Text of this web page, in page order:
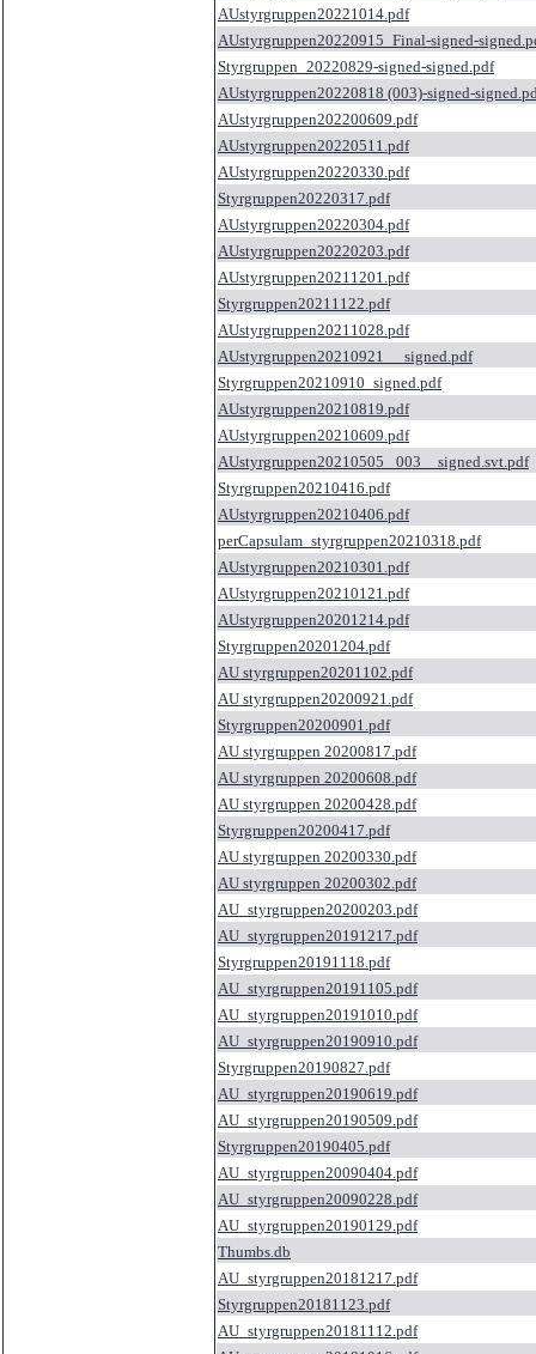
AUstyrgruppen20221014.pdf
AUstyrgruppen20220915_Final-signed-
Styrgruppen_20220829-signed-signed.pdf
AUstyrgruppen20220818 (003)-signed-
AUstyrgruppen202200609.pdf
AUstyrgruppen20220511.pdf
AUstyrgruppen20220330.pdf
Styrgruppen20220317.pdf
AUstyrgruppen20220304.pdf
AUstyrgruppen20220203.pdf
AUstyrgruppen20211201.pdf
Styrgruppen20211122.pdf
AUstyrgruppen20211028.pdf
AUstyrgruppen20210921 __signed.pdf
Styrgruppen20210910_signed.pdf
AUstyrgruppen20210819.pdf
AUstyrgruppen20210609.pdf
AUstyrgruppen20210505 _003__signed.svt.pdf
Styrgruppen20210416.pdf
AUstyrgruppen20210406.pdf
perCapsulam_styrgruppen20210318.pdf
AUstyrgruppen20210301.pdf
AUstyrgruppen20210121.pdf
AUstyrgruppen20201214.pdf
Styrgruppen20201204.pdf
AU styrgruppen20201102.pdf
AU styrgruppen20200921.pdf
Styrgruppen20200901.pdf
AU styrgruppen 20200817.pdf
AU styrgruppen 20200608.pdf
AU styrgruppen 20200428.pdf
Styrgruppen20200417.pdf
AU styrgruppen 20200330.pdf
AU styrgruppen 20200302.pdf
AU_styrgruppen20200203.pdf
AU_styrgruppen20191217.pdf
Styrgruppen20191118.pdf
AU_styrgruppen20191105.pdf
AU_styrgruppen20191010.pdf
AU_styrgruppen20190910.pdf
Styrgruppen20190827.pdf
AU_styrgruppen20190619.pdf
AU_styrgruppen20190509.pdf
Styrgruppen20190405.pdf
AU_styrgruppen20090404.pdf
AU_styrgruppen20090228.pdf
AU_styrgruppen20190129.pdf
Thumbs.db
AU_styrgruppen20181217.pdf
Styrgruppen20181123.pdf
AU_styrgruppen20181112.pdf